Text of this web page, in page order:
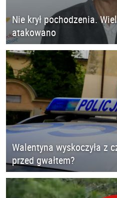
Nie krył pochodzenia.
atakowano
Walentyna wyskoczyła z
przed gwałtem?